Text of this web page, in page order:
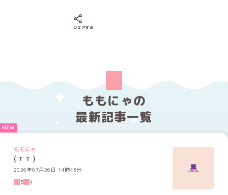
シェアする
ももにゃの
最新記事一覧
ももにゃ
( т т )
2026年07月26日 14時43分
5
4